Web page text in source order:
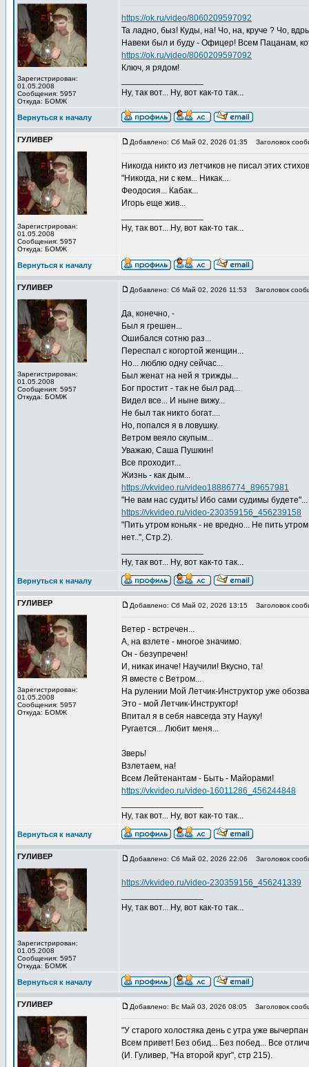
Зарегистрирован:
01.05.2008
Сообщения: 5957
Откуда: БОМЖ
https://ok.ru/video/8060209597092
Та ладно, быз! Куды, на! Чо, на, круче ? Чо,
Навеки был и буду - Офицер! Всем Пацанам,
https://ok.ru/video/8060209597092
Ключ, я рядом!
Ну, так вот... Ну, вот как-то так...
Вернуться к началу
ГУЛИВЕР
Зарегистрирован:
01.05.2008
Сообщения: 5957
Откуда: БОМЖ
Добавлено: Сб Май 02, 2026 01:35 Заголовок
Никогда никто из летчиков не писал этих
"Никогда, ни с кем... Никак...
Феодосия... Кабак...
Игорь еще жив...
Ну, так вот... Ну, вот как-то так...
Вернуться к началу
ГУЛИВЕР
Зарегистрирован:
01.05.2008
Сообщения: 5957
Откуда: БОМЖ
Добавлено: Сб Май 02, 2026 11:53 Заголовок
Да, конечно, -
Был я грешен...
Ошибался сотню раз...
Переспал с когортой женщин...
Но... люблю одну сейчас...
Был женат на ней я трижды...
Бог простит - так не был рад...
Видел все... И ныне вижу...
Не был так никто богат....
Но, попался я в ловушку.
Ветром веяло скупым...
Уважаю, Саша Пушкин!
Все проходит...
Жизнь - как дым...
https://vkvideo.ru/video18886774_89657981
"Не вам нас судить! Ибо сами судимы будете"...
https://vkvideo.ru/video-230359156_456239158
"Пить утром коньяк - не вредно... Не пить
нет..", Стр.2).
Ну, так вот... Ну, вот как-то так...
Вернуться к началу
ГУЛИВЕР
Зарегистрирован:
01.05.2008
Сообщения: 5957
Откуда: БОМЖ
Добавлено: Сб Май 02, 2026 13:15 Заголовок
Ветер - встречен...
А, на взлете - многое значимо.
Он - безупречен!
И, никак иначе! Научили! Вкусно, та!
Я вместе с Ветром...
На рулении Мой Летчик-Инструктор уже
Это - мой Летчик-Инструктор!
Впитал я в себя навсегда эту Науку!
Ругается... Любит меня...
Зверь!
Взлетаем, на!
Всем Лейтенантам - Быть - Майорами!
https://vkvideo.ru/video-16011286_456244848
Ну, так вот... Ну, вот как-то так...
Вернуться к началу
ГУЛИВЕР
Зарегистрирован:
01.05.2008
Сообщения: 5957
Откуда: БОМЖ
Добавлено: Сб Май 02, 2026 22:06 Заголовок
https://vkvideo.ru/video-230359156_456241339
Ну, так вот... Ну, вот как-то так...
Вернуться к началу
ГУЛИВЕР Добавлено: Вс Май 03, 2026 08:05 Заголовок
"У старого холостяка день с утра уже
Всем привет! Без обид... Без побед... Все
(И. Гуливер, "На второй круг", стр 215).